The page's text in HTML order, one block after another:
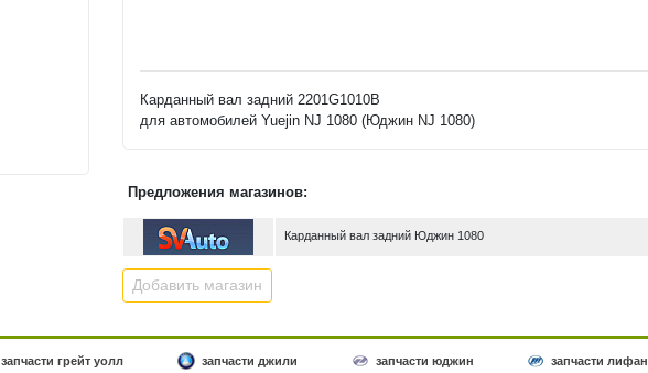
Карданный вал задний 2201G1010B
для автомобилей Yuejin NJ 1080 (Юджин NJ 1080)
Предложения магазинов:
Карданный вал задний Юджин 1080
Добавить магазин
запчасти грейт уолл запчасти джили запчасти юджин запчасти лифан